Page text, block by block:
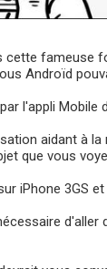
cette fameuse
Androïd
l'appli Mobile
aidant à
que vous
iPhone 3GS